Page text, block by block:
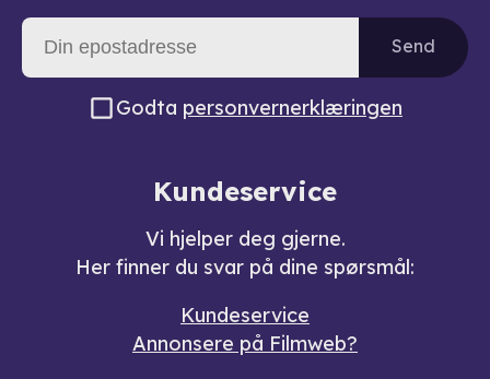
Send
Godta personvernerklæringen
Kundeservice
Vi hjelper deg gjerne.
Her finner du svar på dine spørsmål:
Kundeservice
Annonsere på Filmweb?